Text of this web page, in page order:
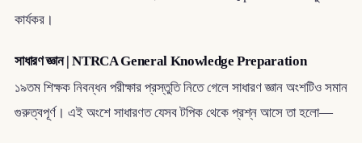
কার্যকর।
সাধারণ জ্ঞান | NTRCA General Knowledge Preparation
১৯তম শিক্ষক নিবন্ধন পরীক্ষার প্রস্তুতি নিতে গেলে সাধারণ জ্ঞান অংশটিও সমান
গুরুত্বপূর্ণ। এই অংশে সাধারণত যেসব টপিক থেকে প্রশ্ন আসে তা হলো—